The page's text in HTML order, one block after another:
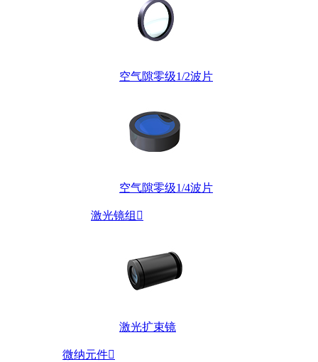
空气隙零级1/2波片
空气隙零级1/4波片
激光镜组 
激光扩束镜
微纳元件